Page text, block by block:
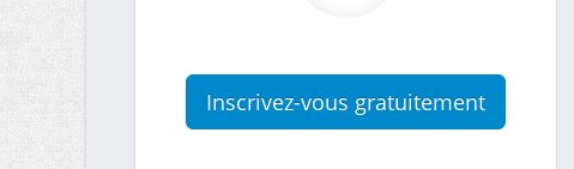
Inscrivez-vous gratuitement